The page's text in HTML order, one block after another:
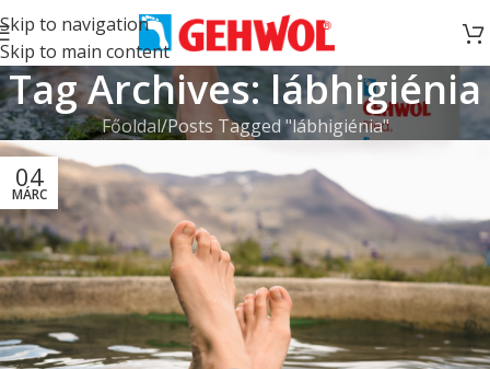
Skip to navigation
Skip to main content
Tag Archives: lábhigiénia
Főoldal Posts Tagged "lábhigiénia"
04
MÁRC